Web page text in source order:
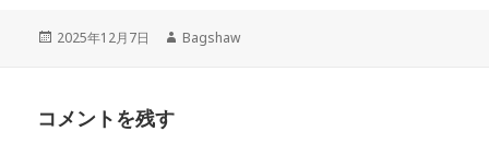
投
2025年12月7日
作
Bagshaw
コメントを残す